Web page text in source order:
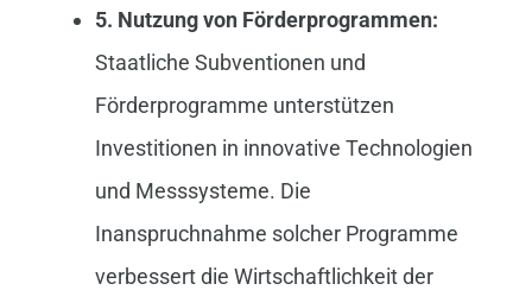
5. Nutzung von Förderprogrammen:
Staatliche Subventionen und
Förderprogramme unterstützen
Investitionen in innovative Technologien
und Messsysteme. Die
Inanspruchnahme solcher Programme
verbessert die Wirtschaftlichkeit der